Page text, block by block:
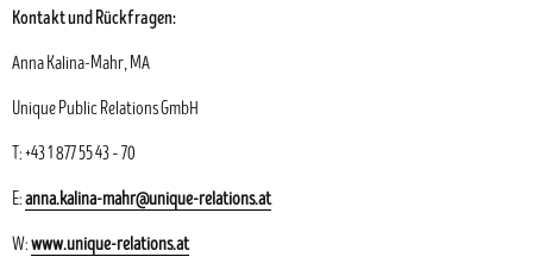
Kontakt und Rückfragen:
Anna Kalina-Mahr, MA
Unique Public Relations GmbH
T: +43 1 877 55 43 – 70
E:anna.kalina-mahr@unique-relations.at
W:www.unique-relations.at